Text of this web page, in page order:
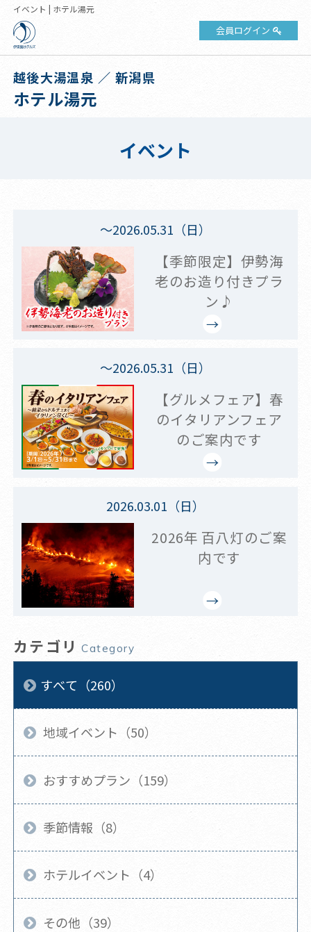
イベント | ホテル湯元
会員ログイン
越後大湯温泉 ／ 新潟県
ホテル湯元
イベント
～2026.05.31（日）
【季節限定】伊勢海
老のお造り付きプラ
ン♪
～2026.05.31（日）
【グルメフェア】春
のイタリアンフェア
のご案内です
2026.03.01（日）
2026年 百八灯のご案
内です
カテゴリ Category
すべて（260）
地域イベント（50）
おすすめプラン（159）
季節情報（8）
ホテルイベント（4）
その他（39）